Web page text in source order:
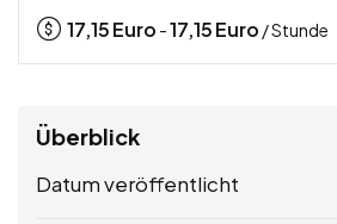
17,15Euro -17,15Euro / Stunde
Überblick
Datum veröffentlicht